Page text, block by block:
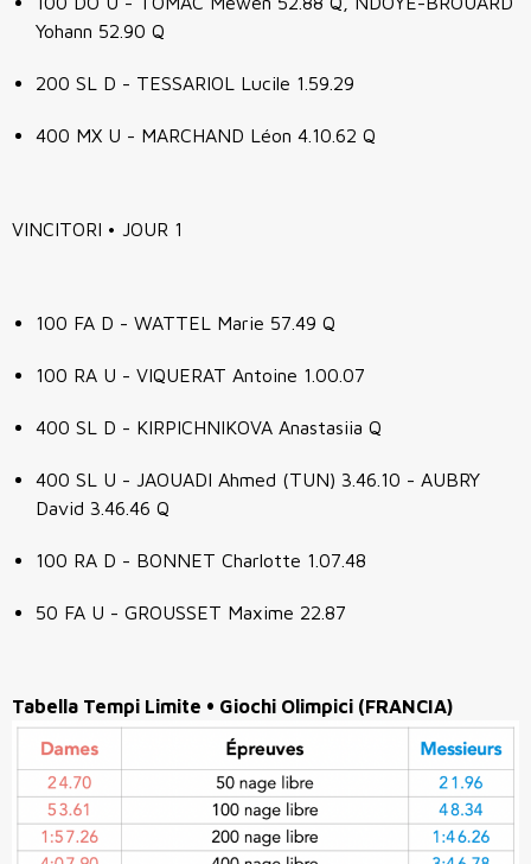
Yohann 52.90 Q
200 SL D - TESSARIOL Lucile 1.59.29
400 MX U - MARCHAND Léon 4.10.62 Q
VINCITORI • JOUR 1
100 FA D - WATTEL Marie 57.49 Q
100 RA U - VIQUERAT Antoine 1.00.07
400 SL D - KIRPICHNIKOVA Anastasiia Q
400 SL U - JAOUADI Ahmed (TUN) 3.46.10 - AUBRY
David 3.46.46 Q
100 RA D - BONNET Charlotte 1.07.48
50 FA U - GROUSSET Maxime 22.87
Tabella Tempi Limite • Giochi Olimpici (FRANCIA)